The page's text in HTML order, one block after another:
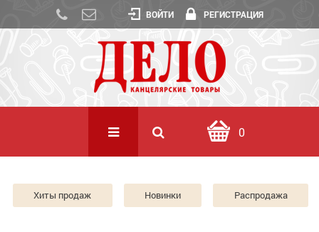
ВОЙТИ РЕГИСТРАЦИЯ
0
Хиты продаж Новинки Распродажа